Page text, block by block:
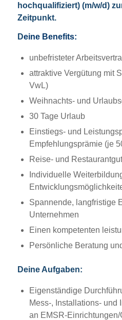
hochqualifiziert) (m/w/d)
Zeitpunkt.
Deine Benefits:
unbefristeter
attraktive Vergütung mit
VwL)
Weihnachts- und
30 Tage Urlaub
Einstiegs- und
Empfehlungsprämie (je
Reise- und
Individuelle
Spannende, langfristige
Unternehmen
Einen kompetenten
Persönliche Beratung
Deine Aufgaben:
Eigenständige
Mess-, Installations- und
an EMSR-Einrichtungen/